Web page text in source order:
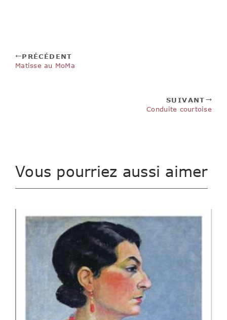
PRÉCÉDENT
Matisse au MoMa
SUIVANT
Conduite courtoise
Vous pourriez aussi aimer